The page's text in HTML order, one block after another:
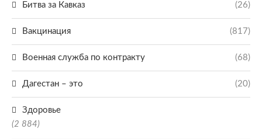
Битва за Кавказ (26)
Вакцинация (817)
Военная служба по контракту (68)
Дагестан – это (20)
Здоровье
(2 884)